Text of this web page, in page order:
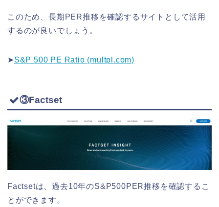
このため、長期PER推移を確認するサイトとして活用
するのが良いでしょう。
➤S&P 500 PE Ratio (multpl.com)
③Factset
Factsetは、過去10年のS&P500PER推移を確認するこ
とができます。